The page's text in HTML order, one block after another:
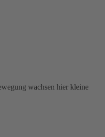
wachsen hier kleine